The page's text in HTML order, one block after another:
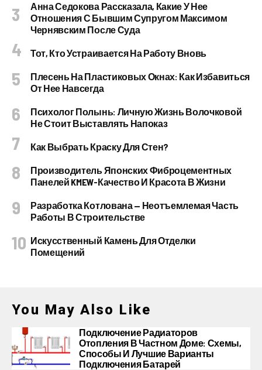
Анна Седокова Рассказала, Какие У Нее
Отношения С Бывшим Супругом Максимом
Чернявским После Суда
Тот, Кто Устраивается На Работу Вновь
Плесень На Пластиковых Окнах: Как Избавиться
От Нее Навсегда
Психолог Полынь: Личную Жизнь Волочковой
Не Стоит Выставлять Напоказ
Как Выбрать Краску Для Стен?
Производитель Японских Фиброцементных
Панелей KMEW-Качество И Красота В Жизни
Разработка Котлована — Неотъемлемая Часть
Работы В Строительстве
Искусственный Камень Для Отделки
Помещений
You May Also Like
Подключение Радиаторов
Отопления В Частном Доме: Схемы,
Способы И Лучшие Варианты
Подключения Батарей